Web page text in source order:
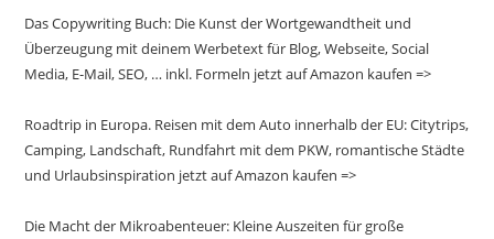
Das Copywriting Buch: Die Kunst der Wortgewandtheit und
Überzeugung mit deinem Werbetext für Blog, Webseite, Social
Media, E-Mail, SEO, … inkl. Formeln jetzt auf Amazon kaufen =>
Roadtrip in Europa. Reisen mit dem Auto innerhalb der EU: Citytrips,
Camping, Landschaft, Rundfahrt mit dem PKW, romantische Städte
und Urlaubsinspiration jetzt auf Amazon kaufen =>
Die Macht der Mikroabenteuer: Kleine Auszeiten für große